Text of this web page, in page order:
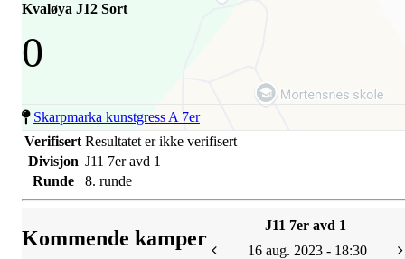
Kvaløya J12 Sort
0
Skarpmarka kunstgress A 7er
Verifisert Resultatet er ikke verifisert
Divisjon J11 7er avd 1
Runde
8. runde
Kommende kamper
J11 7er avd 1
16 aug. 2023 - 18:30